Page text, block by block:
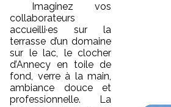
Imaginez vos
collaborateurs
accueilli·es sur la
terrasse d’un domaine
sur le lac, le clocher
d’Annecy en toile de
fond, verre à la main,
ambiance douce et
professionnelle. La